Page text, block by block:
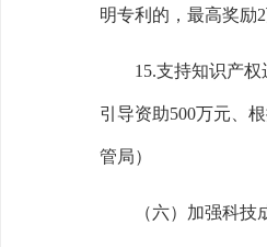
明专利的，最高奖励2
15.支持知识产权
引导资助500万元、
管局）
（六）加强科技